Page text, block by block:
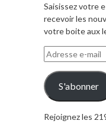
Saisissez votre
recevoir les
votre boite aux
Adresse
e-
mail
S'abonner
Rejoignez les